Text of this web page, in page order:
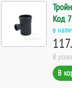
Код
в
В
В